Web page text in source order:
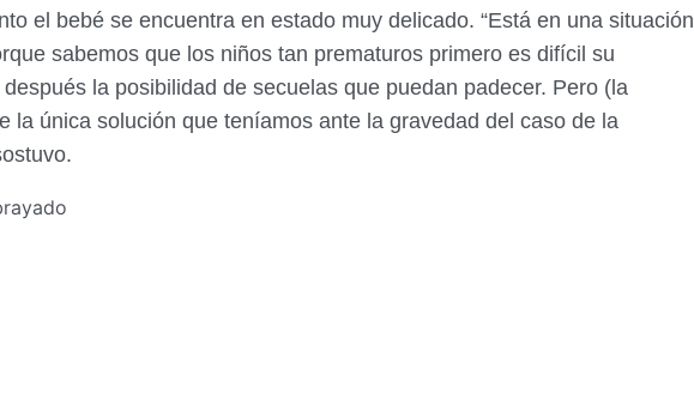
el bebé se encuentra en estado muy delicado. “Está en una situación
sabemos que los niños tan prematuros primero es difícil su
la posibilidad de secuelas que puedan padecer. Pero (la
la única solución que teníamos ante la gravedad del caso de la